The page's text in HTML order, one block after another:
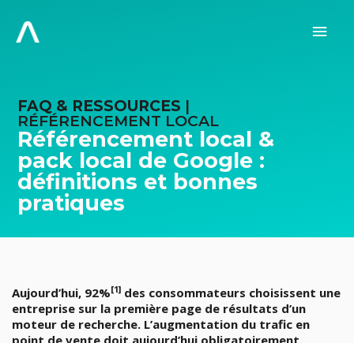
contenu
FAQ & RESSOURCES |
RÉFÉRENCEMENT LOCAL
Référencement local &
pack local de Google :
définitions et bonnes
pratiques
Aujourd’hui, 92%[1] des consommateurs choisissent une
entreprise sur la première page de résultats d’un
moteur de recherche. L’augmentation du trafic en
point de vente doit aujourd’hui obligatoirement